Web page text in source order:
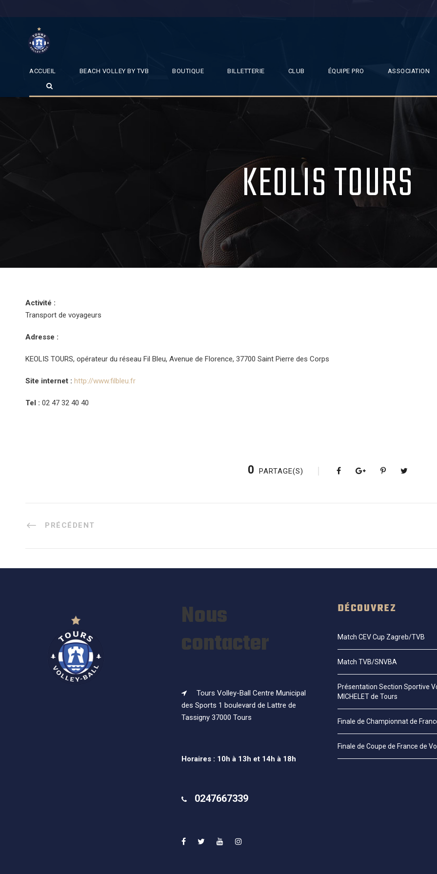
ACCUEIL BEACH VOLLEY BY TVB BOUTIQUE BILLETTERIE CLUB ÉQUIPE PRO ASSOCIATION
KEOLIS TOURS
Activité :
Transport de voyageurs
Adresse :
KEOLIS TOURS, opérateur du réseau Fil Bleu, Avenue de Florence, 37700 Saint Pierre des Corps
Site internet : http://www.filbleu.fr
Tel : 02 47 32 40 40
0 PARTAGE(S)
PRÉCÉDENT
Nous
contacter
Tours Volley-Ball Centre Municipal
des Sports 1 boulevard de Lattre de
Tassigny 37000 Tours
Horaires : 10h à 13h et 14h à 18h
0247667339
DÉCOUVREZ
Match CEV Cup Zagreb/TVB
Match TVB/SNVBA
Présentation Section Sportive
MICHELET de Tours
Finale de Championnat de
Finale de Coupe de France de